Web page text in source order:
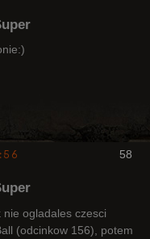
58
ogladales czesci
(odcinkow 156), potem